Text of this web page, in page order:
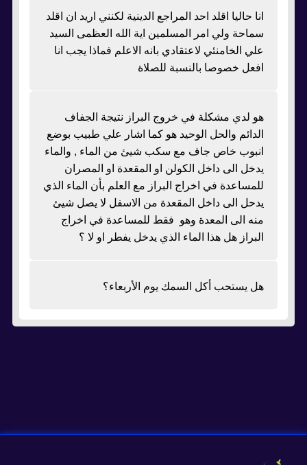
انا حاليا اقلد احد المراجع الدينية لكنني اريد ان اقلد
سماحة ولي امر المسلمين اية الله العظمى السيد
علي الخامنئي لاعتقادي بانه الاعلم فماذا يجب انا
افعل خصوصا بالنسبة للصلاة
هو لدي مشكلة في خروج البراز نتيجة الجفاف
الدائم والحل الوحيد هو كما اشار علي طبيب بوضع
انبوب خاص جاف مع سكب شيئ من الماء , والماء
يدخل الى داخل الكولن او المقعدة او المصران
للمساعدة في اخراج البراز مع العلم بأن الماء الذي
يدحل الى داخل المقعدة من الاسفل لا يصل شيئ
منه الى المعدة وهو فقط للمساعدة في اخراج
البراز هل هذا الماء الذي يدخل يفطر او لا ؟
هل يستحب أكل السمك يوم الأربعاء؟